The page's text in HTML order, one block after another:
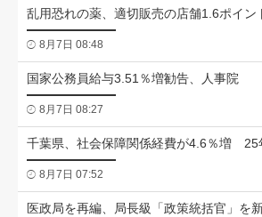
乱用恐れの薬、適切販売の店舗1.6ポイン
8月7日 08:48
国家公務員給与3.51％増勧告、人事院
8月7日 08:27
千葉県、社会保障関係経費が4.6％増 25
8月7日 07:52
医政局を再編、局長級「政策統括官」